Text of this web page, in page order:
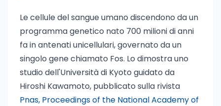
Le cellule del sangue umano discendono da un
programma genetico nato 700 milioni di anni
fa in antenati unicellulari, governato da un
singolo gene chiamato Fos. Lo dimostra uno
studio dell'Università di Kyoto guidato da
Hiroshi Kawamoto, pubblicato sulla rivista
Pnas, Proceedings of the National Academy of